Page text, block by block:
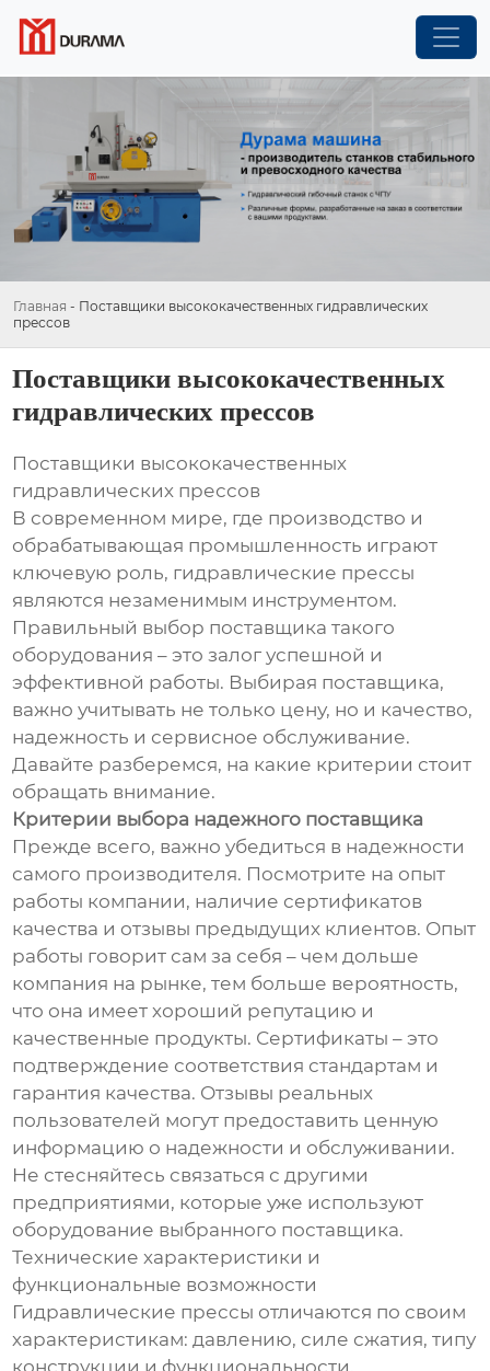
Главная - Поставщики высококачественных гидравлических
прессов
Поставщики высококачественных
гидравлических прессов
Поставщики высококачественных
гидравлических прессов
В современном мире, где производство и
обрабатывающая промышленность играют
ключевую роль, гидравлические прессы
являются незаменимым инструментом.
Правильный выбор поставщика такого
оборудования – это залог успешной и
эффективной работы. Выбирая поставщика,
важно учитывать не только цену, но и качество,
надежность и сервисное обслуживание.
Давайте разберемся, на какие критерии стоит
обращать внимание.
Критерии выбора надежного поставщика
Прежде всего, важно убедиться в надежности
самого производителя. Посмотрите на опыт
работы компании, наличие сертификатов
качества и отзывы предыдущих клиентов. Опыт
работы говорит сам за себя – чем дольше
компания на рынке, тем больше вероятность,
что она имеет хороший репутацию и
качественные продукты. Сертификаты – это
подтверждение соответствия стандартам и
гарантия качества. Отзывы реальных
пользователей могут предоставить ценную
информацию о надежности и обслуживании.
Не стесняйтесь связаться с другими
предприятиями, которые уже используют
оборудование выбранного поставщика.
Технические характеристики и
функциональные возможности
Гидравлические прессы отличаются по своим
характеристикам: давлению, силе сжатия, типу